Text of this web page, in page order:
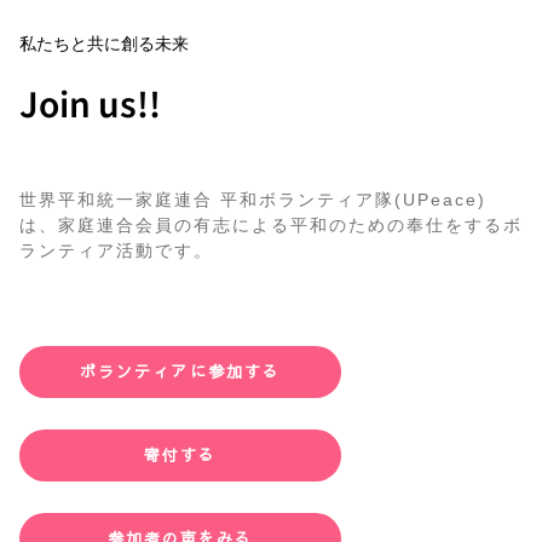
私たちと共に創る未来
Join us!!
世界平和統一家庭連合 平和ボランティア隊(UPeace)
は、家庭連合会員の有志による平和のための奉仕をするボ
ランティア活動です。
ボランティアに参加する
寄付する